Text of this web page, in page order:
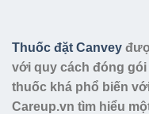
Thuốc đặt Canvey
với quy cách đóng gói
thuốc khá phổ biến
Careup.vn tìm hiểu